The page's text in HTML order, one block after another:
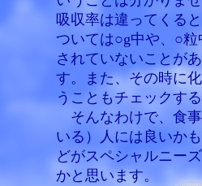
吸収率は違ってくる
ついては○g中や、○
されていないことが
す。また、その時に
うこともチェックす
そんなわけで、食
いる）人には良いか
どがスペシャルニー
かと思います。